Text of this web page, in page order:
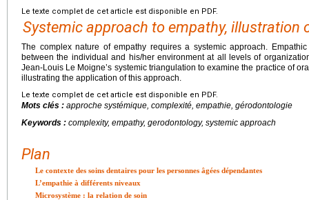
Le texte complet de cet article est disponible en PDF.
Systemic approach to empathy, illustration
The complex nature of empathy requires a systemic approach.
between the individual and his/her environment at all levels of
Jean-Louis Le Moigne’s systemic triangulation to examine the practice of
illustrating the application of this approach.
Le texte complet de cet article est disponible en PDF.
Mots clés : approche systémique, complexité, empathie, gérodontologie
Keywords : complexity, empathy, gerodontology, systemic approach
Plan
Le contexte des soins dentaires pour les personnes âgées dépendantes
L’empathie à différents niveaux
Microsystème : la relation de soin